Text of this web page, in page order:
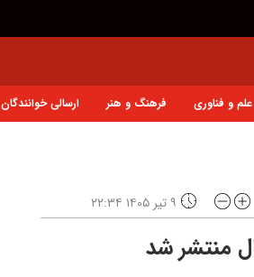
علم و فناوری فرهنگ و هنر ارسالی خوانندگان
۹ تیر ۱۴۰۵ ۲۲:۳۴